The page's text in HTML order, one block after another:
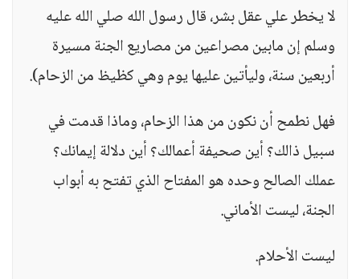
لا يخطر علي عقل بشر، قال رسول الله صلي الله عليه
وسلم إن مابين مصراعين من مصاريع الجنة مسيرة
أربعين سنة، وليأتين عليها يوم وهي كظيظ من الزحام).
فهل نطمح أن نكون من هذا الزحام، وماذا قدمت في
سبيل ذالك؟ أين صحيفة أعمالك؟ أين دلالة إيمانك؟
عملك الصالح وحده هو المفتاح الذي تفتح به أبواب
الجنة، ليست الأماني.
ليست الأحلام.